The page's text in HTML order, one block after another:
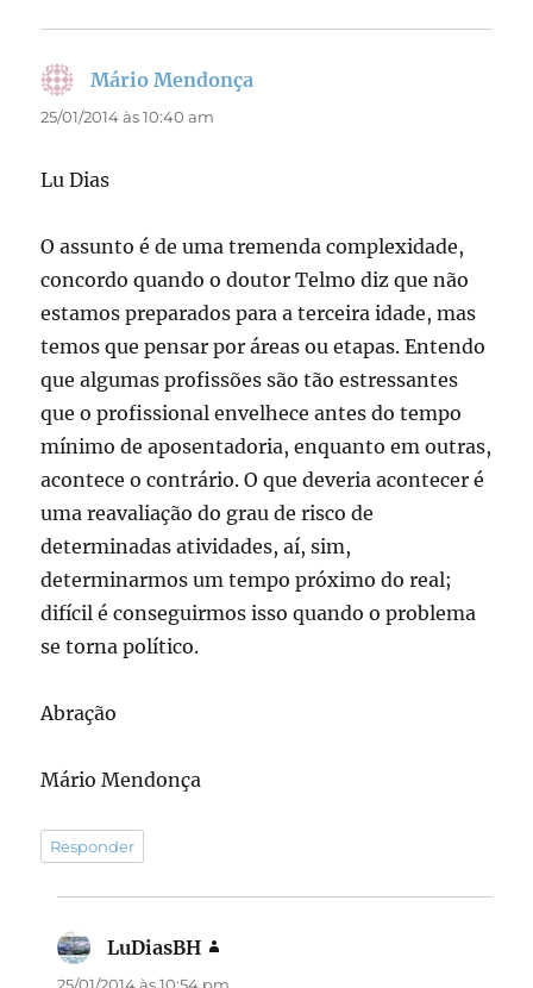
Mário Mendonça
25/01/2014 às 10:40 am
Lu Dias
O assunto é de uma tremenda complexidade,
concordo quando o doutor Telmo diz que não
estamos preparados para a terceira idade, mas
temos que pensar por áreas ou etapas. Entendo
que algumas profissões são tão estressantes
que o profissional envelhece antes do tempo
mínimo de aposentadoria, enquanto em outras,
acontece o contrário. O que deveria acontecer é
uma reavaliação do grau de risco de
determinadas atividades, aí, sim,
determinarmos um tempo próximo do real;
difícil é conseguirmos isso quando o problema
se torna político.
Abração
Mário Mendonça
Responder
LuDiasBH